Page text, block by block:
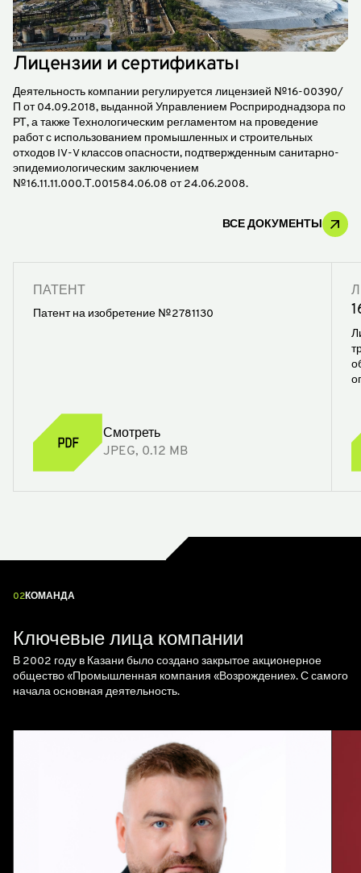
Лицензии и сертификаты
ВСЕ ДОКУМЕНТЫ
Деятельность компании регулируется лицензией №16-00390/
П от 04.09.2018, выданной Управлением Росприроднадзора по
РТ, а также Технологическим регламентом на проведение
работ с использованием промышленных и строительных
отходов IV-V классов опасности, подтвержденным санитарно-
эпидемиологическим заключением
№16.11.11.000.Т.001584.06.08 от 24.06.2008.
ПАТЕНТ
Патент на изобретение №2781130
Смотреть
JPEG, 0.12 MB
02КОМАНДА
Ключевые лица компании
В 2002 году в Казани было создано закрытое акционерное
общество «Промышленная компания «Возрождение». С самого
начала основная деятельность.